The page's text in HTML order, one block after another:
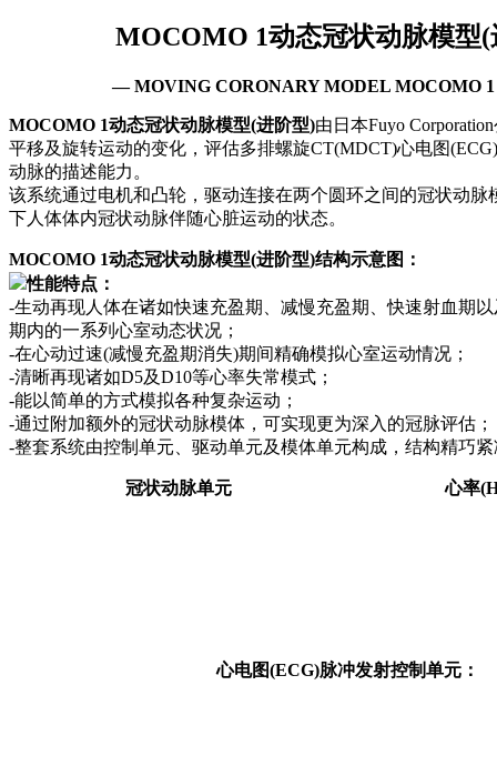
MOCOMO 1动态冠状动脉模型
— MOVING CORONARY MODEL MOCOMO 1
MOCOMO 1动态冠状动脉模型(进阶型)由日本Fuyo
平移及旋转运动的变化，评估多排螺旋CT(MDCT)心电图
动脉的描述能力。
该系统通过电机和凸轮，驱动连接在两个圆环之间的冠状动脉
下人体体内冠状动脉伴随心脏运动的状态。
MOCOMO 1动态冠状动脉模型(进阶型)结构示意图：
性能特点：
-生动再现人体在诸如快速充盈期、减慢充盈期、快速射血期
期内的一系列心室动态状况；
-在心动过速(减慢充盈期消失)期间精确模拟心室运动情况；
-清晰再现诸如D5及D10等心率失常模式；
-能以简单的方式模拟各种复杂运动；
-通过附加额外的冠状动脉模体，可实现更为深入的冠脉评估；
-整套系统由控制单元、驱动单元及模体单元构成，结构精巧
冠状动脉单元 心率
心电图(ECG)脉冲发射控制单元：